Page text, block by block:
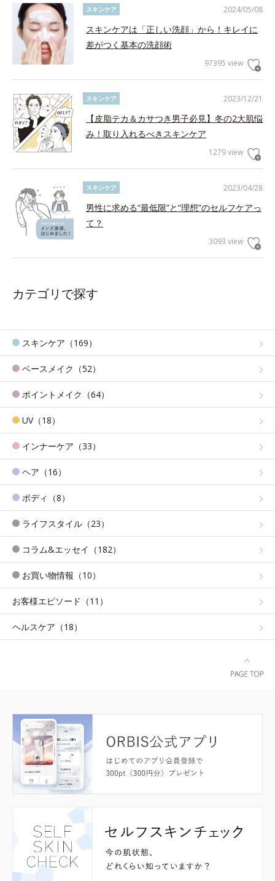
2024/05/08
スキンケア
スキンケアは「正しい洗顔」から！キレイに
差がつく基本の洗顔術
97395 view
2023/12/21
スキンケア
【皮脂テカ＆カサつき男子必見】冬の2大肌悩
み！取り入れるべきスキンケア
1279 view
2023/04/28
スキンケア
男性に求める“最低限”と“理想”のセルフケアっ
て？
3093 view
カテゴリで探す
スキンケア（169）
ベースメイク（52）
ポイントメイク（64）
UV（18）
インナーケア（33）
ヘア（16）
ボディ（8）
ライフスタイル（23）
コラム&エッセイ（182）
お買い物情報（10）
お客様エピソード（11）
ヘルスケア（18）